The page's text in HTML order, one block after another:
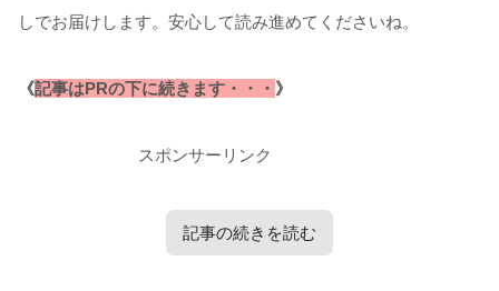
しでお届けします。安心して読み進めてくださいね。
《記事はPRの下に続きます・・・ 》
スポンサーリンク
記事の続きを読む